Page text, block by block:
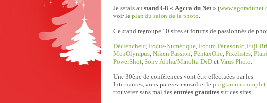
Je serais au stand G8 « Agora du Net» (
voir le plan du salon de la photo.
Ce stand regroupe 10 sites et forums de passionnés de
Déclencheur, Focus-Numérique, Forum Panasonic, Fuji
MonOlympus, Nikon Passion, PentaxOne, Pixelistes,
PowerShot, Sony Alpha/Minolta DxD et Virus Photo.
Une 30ène de conférences vont être effectuées par les
Internautes, vous pouvez consulter le programme complet
trouverez sans mal des entrées gratuites sur ces sites.